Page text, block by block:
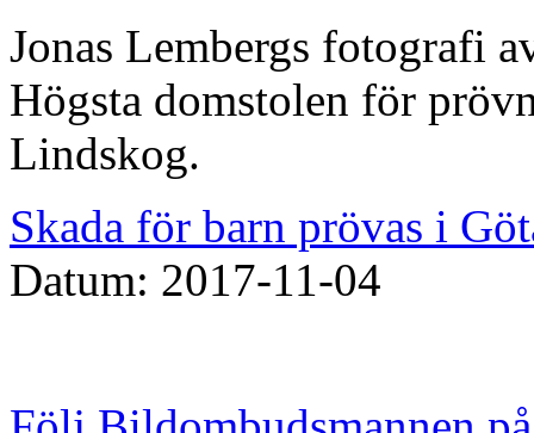
Jonas Lembergs fotografi
Högsta domstolen för
Lindskog.
Skada för barn prövas i
Datum: 2017-11-04